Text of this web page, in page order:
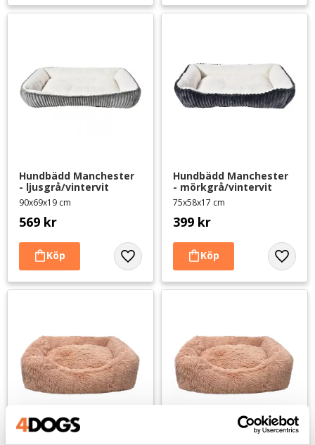
Hundbädd Manchester
- ljusgrå/vintervit
90x69x19 cm
569 kr
Lägg till i favoriter
Hundbädd Manchester
- mörkgrå/vintervit
75x58x17 cm
399 kr
Lägg